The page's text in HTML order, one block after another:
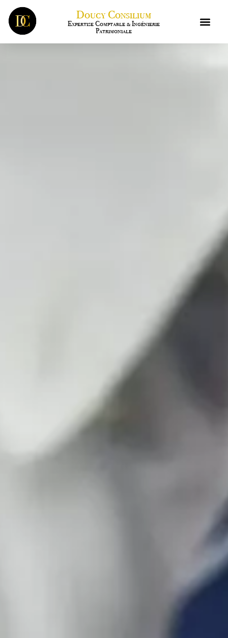
Doucy Consilium
Expertise Comptable & Ingénierie
Patrimoniale